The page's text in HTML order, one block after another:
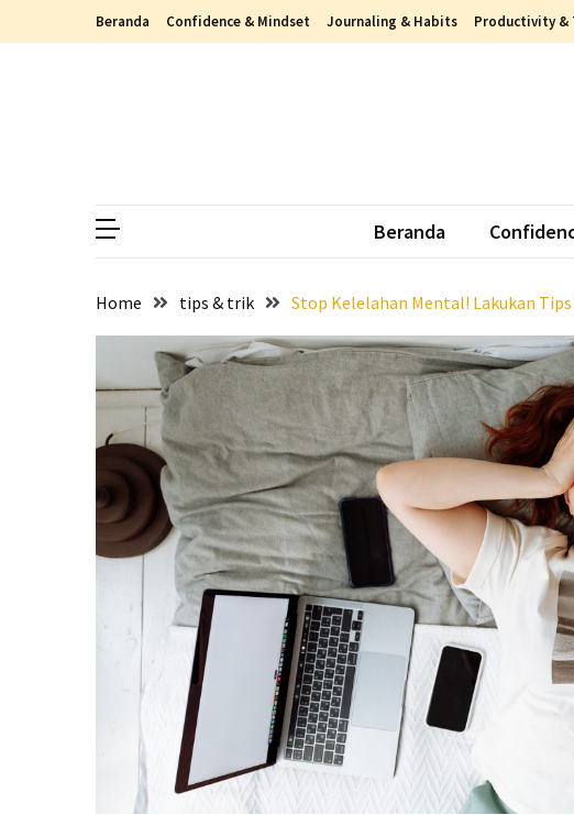
to
to
Beranda Confidence & Mindset Journaling & Habits Productivity &
Beranda
Home tips & trik Stop Kelelahan Mental! Lakukan